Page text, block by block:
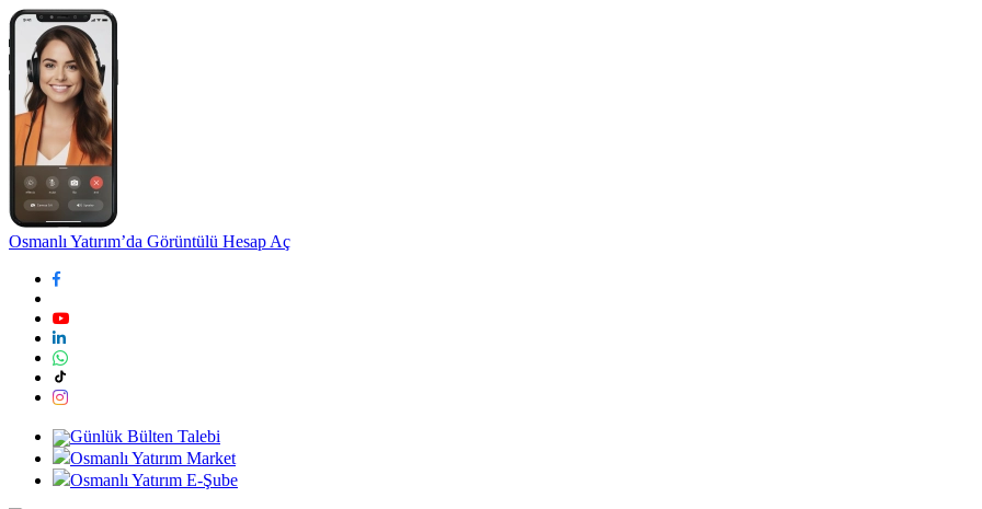
Osmanlı Yatırım’da Görüntülü Hesap Aç
Günlük Bülten Talebi
Osmanlı Yatırım Market
Osmanlı Yatırım E-Şube